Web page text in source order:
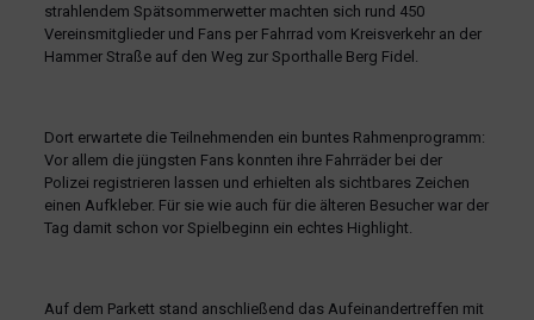
strahlendem Spätsommerwetter machten sich rund 450
Vereinsmitglieder und Fans per Fahrrad vom Kreisverkehr an der
Hammer Straße auf den Weg zur Sporthalle Berg Fidel.
Dort erwartete die Teilnehmenden ein buntes Rahmenprogramm:
Vor allem die jüngsten Fans konnten ihre Fahrräder bei der
Polizei registrieren lassen und erhielten als sichtbares Zeichen
einen Aufkleber. Für sie wie auch für die älteren Besucher war der
Tag damit schon vor Spielbeginn ein echtes Highlight.
Auf dem Parkett stand anschließend das Aufeinandertreffen mit